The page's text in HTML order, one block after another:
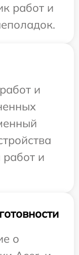
работ и
и
и
о